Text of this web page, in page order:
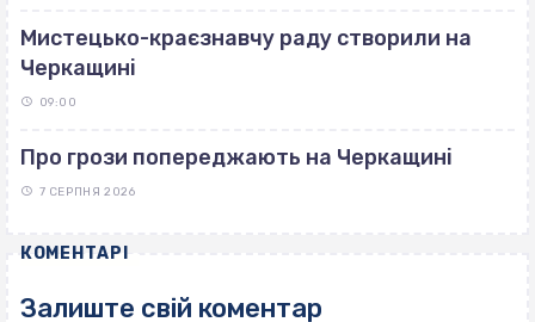
Мистецько-краєзнавчу раду створили на
Черкащині
09:00
Про грози попереджають на Черкащині
7 СЕРПНЯ 2026
КОМЕНТАРІ
Залиште свій коментар